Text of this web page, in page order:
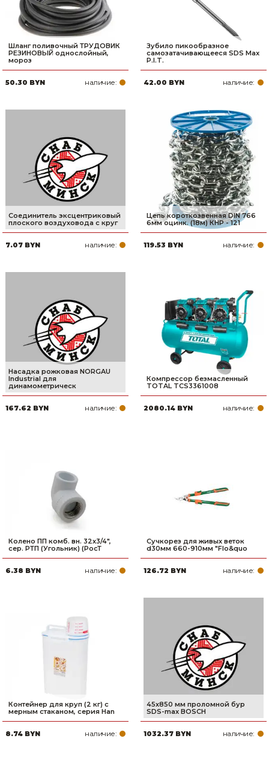
Шланг поливочный ТРУДОВИК
РЕЗИНОВЫЙ однослойный,
мороз
50.30 BYN наличие:
Зубило пикообразное
самозатачивающееся SDS Max
P.I.T.
42.00 BYN наличие:
Соединитель эксцентриковый
плоского воздуховода с круг
7.07 BYN наличие:
Цепь короткозвенная DIN 766
6мм оцинк. (18м) КНР - 121
119.53 BYN наличие:
Насадка рожковая NORGAU
Industrial для
динамометрическ
167.62 BYN наличие:
Компрессор безмасленный
TOTAL TCS3361008
2080.14 BYN наличие:
Колено ПП комб. вн. 32х3/4",
сер. РТП (Угольник) (РосТ
6.38 BYN наличие:
Сучкорез для живых веток
d30мм 660-910мм "Flo&quo
126.72 BYN наличие:
Контейнер для круп (2 кг) с
мерным стаканом, серия Han
8.74 BYN наличие:
45х850 мм проломной бур
SDS-max BOSCH
1032.37 BYN наличие: